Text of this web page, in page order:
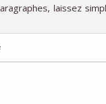
laissez